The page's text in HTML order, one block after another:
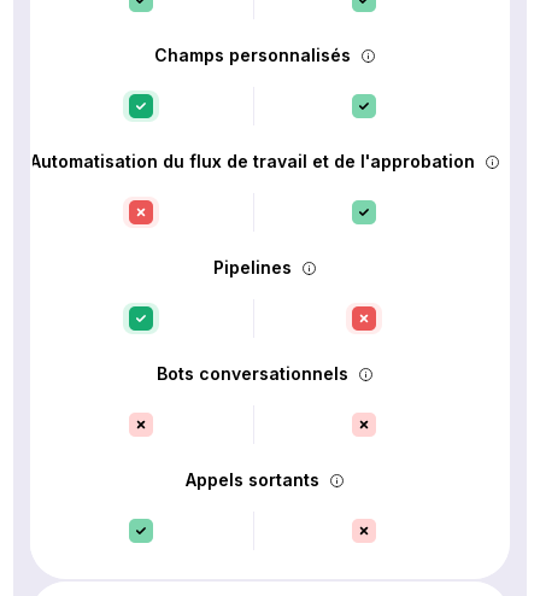
Champs personnalisés
Automatisation du flux de travail et de l'approbation
Pipelines
Bots conversationnels
Appels sortants